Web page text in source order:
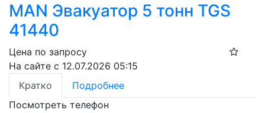
MAN Эвакуатор 5 тонн TGS
41440
Цена по запросу
На сайте с 12.07.2026 05:15
Кратко
Подробнее
Посмотреть телефон